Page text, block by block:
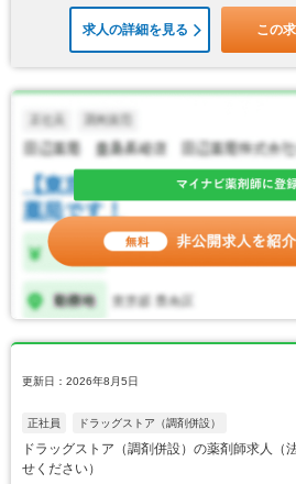
求人の詳細を見る この
更新日：2026年8月5日
正社員 ドラッグストア（調剤併設）
ドラッグストア（調剤併設）の薬剤師求人
せください）